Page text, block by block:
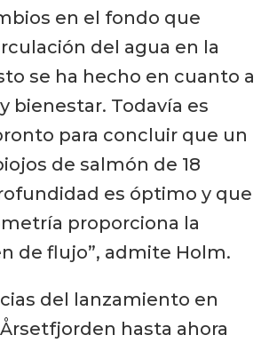
en el fondo que
del agua en la
se ha hecho en cuanto a
bienestar. Todavía es
para concluir que un
de salmón de 18
es óptimo y que
proporciona la
de flujo”, admite Holm.
del lanzamiento en
hasta ahora